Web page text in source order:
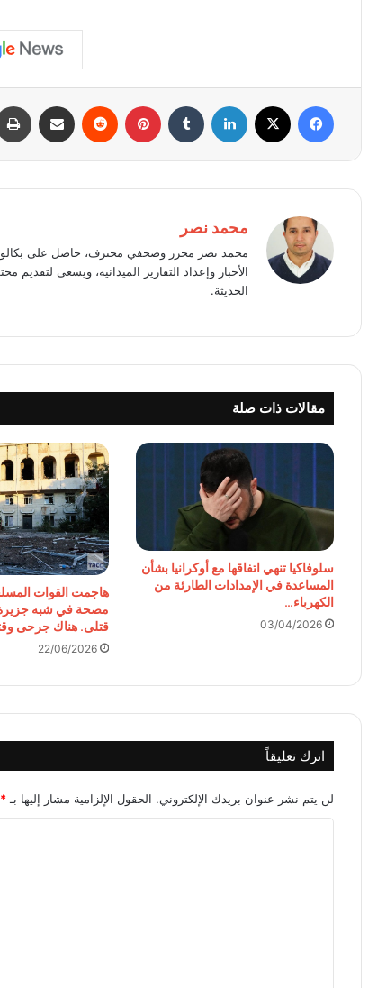
فيسبوك لينكدإن بينتيريست مشاركة عبر البريد
محمد نصر
محمد نصر محرر وصحفي محترف، حاصل على
الأخبار وإعداد التقارير الميدانية، ويسعى
الحديثة.
مقالات ذات صلة
سلوفاكيا تنهي اتفاقها مع أوكرانيا بشأن
المساعدة في الإمدادات الطارئة من
الكهرباء…
03/04/2026
هاجمت القوات
مصحة في شبه جزيرة
قتلى. هناك جرحى
22/06/2026
اترك تعليقاً
لن يتم نشر عنوان بريدك الإلكتروني. الحقول الإلزامية مشار إليها بـ *